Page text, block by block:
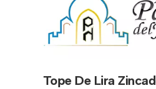
Tope De Lira